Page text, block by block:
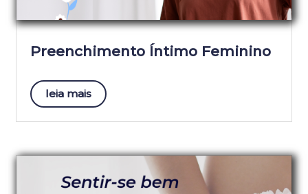
Preenchimento Íntimo Feminino
leia mais